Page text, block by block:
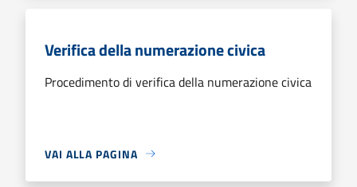
Verifica della numerazione civica
Procedimento di verifica della numerazione civica
VAI ALLA PAGINA